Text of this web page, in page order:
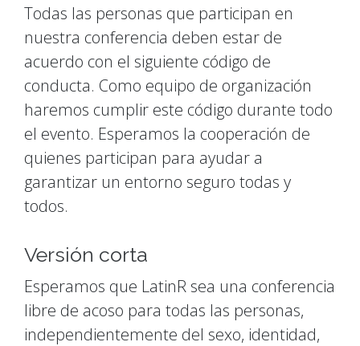
Todas las personas que participan en
nuestra conferencia deben estar de
acuerdo con el siguiente código de
conducta. Como equipo de organización
haremos cumplir este código durante todo
el evento. Esperamos la cooperación de
quienes participan para ayudar a
garantizar un entorno seguro todas y
todos.
Versión corta
Esperamos que LatinR sea una conferencia
libre de acoso para todas las personas,
independientemente del sexo, identidad,